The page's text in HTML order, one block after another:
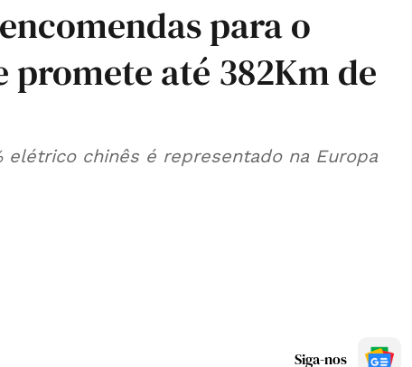
para o
promete até 382Km de
elétrico chinês é representado na Europa
Siga-nos